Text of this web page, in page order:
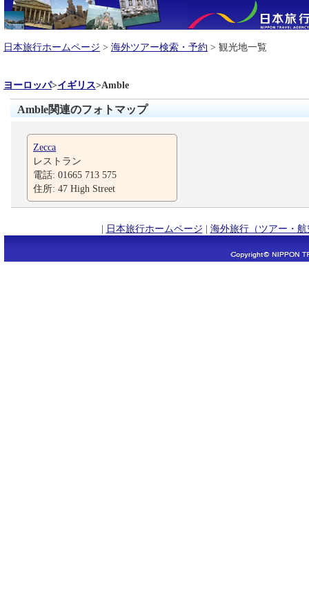
日本旅行ホームページ > 海外ツアー検索・予約 > 観光地一覧
ヨーロッパ>イギリス>Amble
Amble関連のフォトマップ
Zecca
レストラン
電話: 01665 713 575
住所: 47 High Street
| 日本旅行ホームページ | 海外旅行（ツアー・航